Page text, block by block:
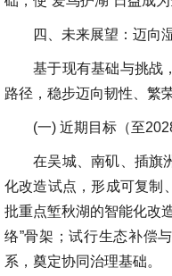
四、未来展望：迈向
基于现有基础与挑战
路径，稳步迈向韧性、繁
(一) 近期目标（至
在吴城、南矶、插旗
化改造试点，形成可复制
批重点堑秋湖的智能化改
络”骨架；试行生态补偿
系，奠定协同治理基础。